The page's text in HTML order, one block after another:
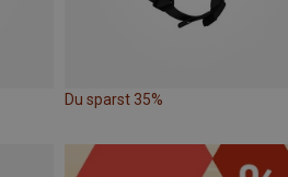
Du sparst 35%